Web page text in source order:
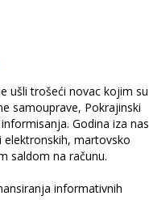
ušli trošeći novac kojim su
samouprave, Pokrajinski
Godina iza nas
martovsko
saldom na računu.
informativnih